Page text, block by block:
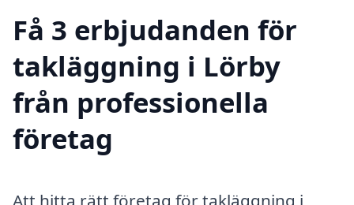
Få 3 erbjudanden för
takläggning i Lörby
från professionella
företag
Att hitta rätt företag för takläggning i